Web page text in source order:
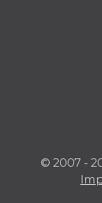
© 2007 -